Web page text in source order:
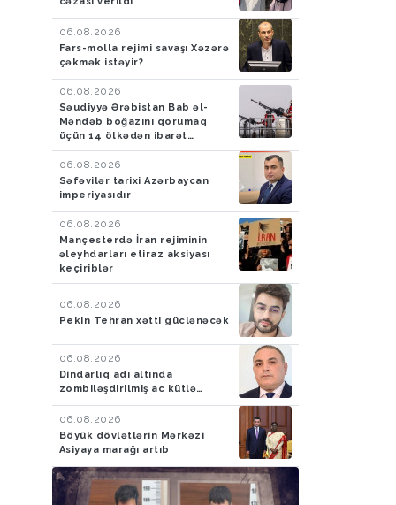
06.08.2026
Fars-molla rejimi savaşı Xəzərə
çəkmək istəyir?
06.08.2026
Səudiyyə Ərəbistan Bab əl-
Məndəb boğazını qorumaq
üçün 14 ölkədən ibarət
müdafiə koalisiyası yaradıb
06.08.2026
Səfəvilər tarixi Azərbaycan
imperiyasıdır
06.08.2026
Mançesterdə İran rejiminin
əleyhdarları etiraz aksiyası
keçiriblər
06.08.2026
Pekin Tehran xətti güclənəcək
06.08.2026
Dindarlıq adı altında
zombiləşdirilmiş ac kütlə…
06.08.2026
Böyük dövlətlərin Mərkəzi
Asiyaya marağı artıb